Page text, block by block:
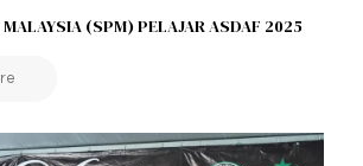
(SPM) PELAJAR ASDAF 2025